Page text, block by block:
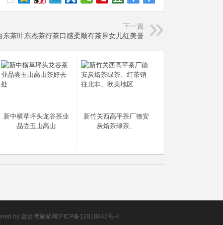
下一篇
东茶叶东杰茶行茶口感柔顺有茶界女儿红美誉
新中横草坪头龙谷茶业
品尝玉山高山
新竹关西高平茶厂德安
炭焙茶绿茶、
by 趣台湾旅游网沪ICP备12018847号-4